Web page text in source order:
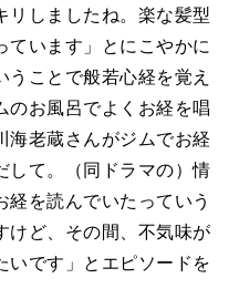
リしましたね。楽な髪型
ています」とにこやかに
ことで般若心経を覚え
のお風呂でよくお経を唱
海老蔵さんがジムでお経
て。（同ドラマの）情
を読んでいたっていう
けど、その間、不気味が
いです」とエピソードを